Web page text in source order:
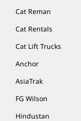
Cat Reman
Cat Rentals
Cat Lift Trucks
Anchor
AsiaTrak
FG Wilson
Hindustan